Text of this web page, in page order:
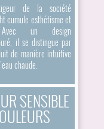
de la société
cumule esthétisme et
Avec un design
il se distingue par
de manière intuitive
chaude.
SENSIBLE